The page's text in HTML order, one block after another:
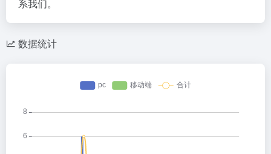
系我们。
数据统计